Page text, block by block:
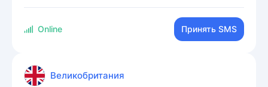
Online Принять SMS
Великобритания